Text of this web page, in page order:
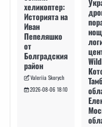
хеликоптер:
Историята на
Иван
Пепеляшко
от
Болградския
район
Valeriia Skorych
2026-08-06 18:10